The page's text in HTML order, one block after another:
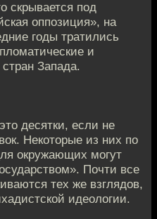
скрывается под
оппозиция», на
годы тратились
и
Запада.
десятки, если не
Некоторые из них по
окружающих могут
Почти все
тех же взглядов,
идеологии.